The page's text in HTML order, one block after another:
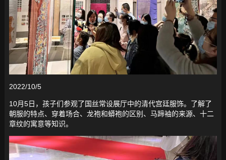
2022/10/5
10月5日，孩子们参观了国丝常设展厅中的清代宫廷服饰。了解了
朝服的特点、穿着场合、龙袍和蟒袍的区别、马蹄袖的来源、十二
章纹的寓意等知识。